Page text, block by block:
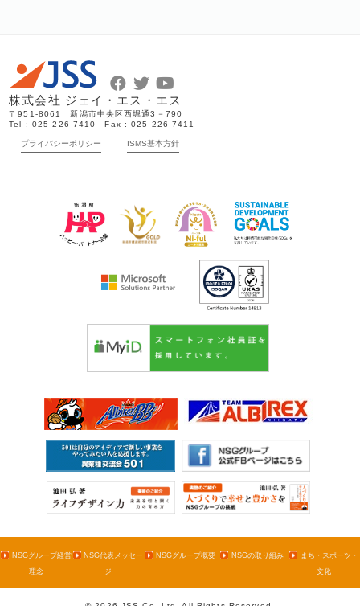
株式会社 ジェイ・エス・エス
〒951-8061 新潟市中央区西堀通3－790
Tel : 025-226-7410 Fax : 025-226-7411
プライバシーポリシー ISMS基本方針
NSGグループ経営
理念
NSG代表メッセー
ジ
NSGグループ概要 NSGの取り組み
まち・スポーツ・
文化